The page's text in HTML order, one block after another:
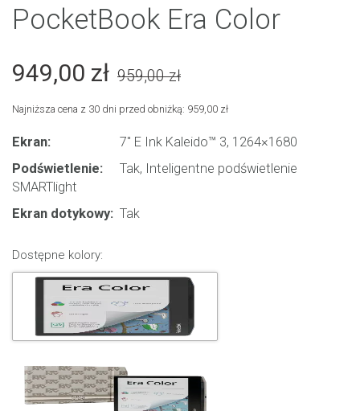
PocketBook Era Color
949,00 zł 959,00 zł
Najniższa cena z 30 dni przed obniżką: 959,00 zł
Ekran:
7" E Ink Kaleido™ 3, 1264×1680
Podświetlenie:
Tak, Inteligentne podświetlenie
SMARTlight
Ekran dotykowy: Tak
Dostępne kolory: